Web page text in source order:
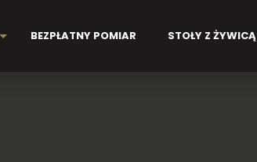
BEZPŁATNY POMIAR STOŁY Z ŻYWICĄ